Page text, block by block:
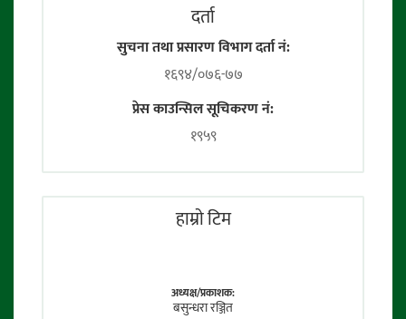
दर्ता
सुचना तथा प्रसारण विभाग दर्ता नं:
१६९४/०७६-७७
प्रेस काउन्सिल सूचिकरण नं:
१९५९
हाम्राे टिम
अध्यक्ष/प्रकाशक:
बसुन्धरा रञ्जित